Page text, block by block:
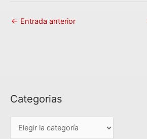
← Entrada anterior
Categorias
C